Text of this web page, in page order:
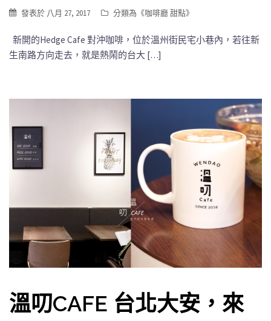
發表於 八月 27, 2017 分類為《咖啡廳 甜點》
新開的Hedge Cafe 對沖咖啡，位於溫州街民宅小巷內，若往新
生南路方向走去，就是熱鬧的台大 […]
溫叨CAFE 台北大安，來